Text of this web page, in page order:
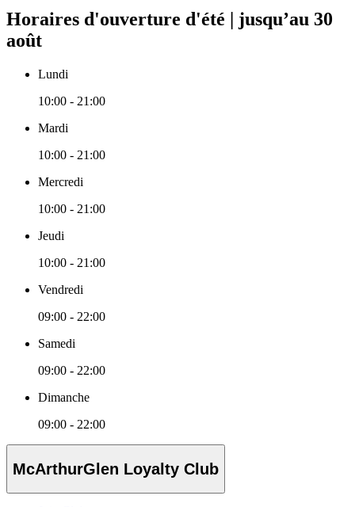
Horaires d'ouverture d'été | jusqu’au 30
août
Lundi
10:00 - 21:00
Mardi
10:00 - 21:00
Mercredi
10:00 - 21:00
Jeudi
10:00 - 21:00
Vendredi
09:00 - 22:00
Samedi
09:00 - 22:00
Dimanche
09:00 - 22:00
McArthurGlen Loyalty Club